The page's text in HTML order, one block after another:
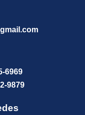
ail.com
6969
9879